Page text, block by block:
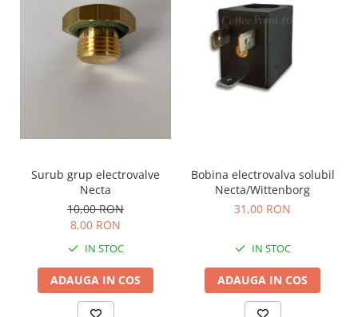
Surub grup electrovalve
Necta
10,00 RON
8,00 RON
IN STOC
ADAUGA IN COS
Bobina electrovalva solubil
Necta/Wittenborg
31,00 RON
IN STOC
ADAUGA IN COS